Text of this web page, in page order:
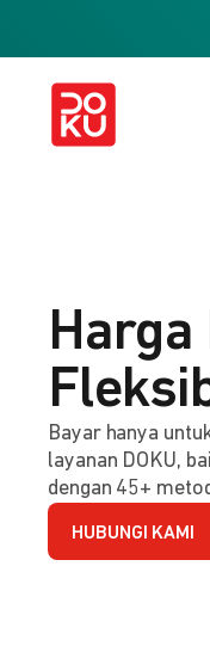
Harga
Bayar hanya
layanan DOKU,
dengan 45+
HUBUNGI KAMI